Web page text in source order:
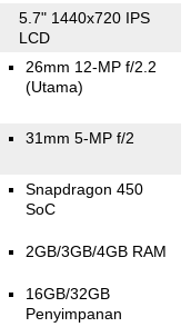
5.7" 1440x720 IPS
LCD
26mm 12-MP f/2.2
(Utama)
31mm 5-MP f/2
Snapdragon 450
SoC
2GB/3GB/4GB RAM
16GB/32GB
Penyimpanan